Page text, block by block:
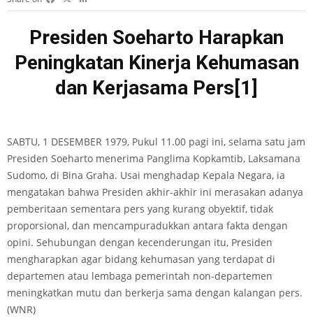
Presiden Soeharto Harapkan
Peningkatan Kinerja Kehumasan
dan Kerjasama Pers [1]
SABTU, 1 DESEMBER 1979, Pukul 11.00 pagi ini, selama satu jam
Presiden Soeharto menerima Panglima Kopkamtib, Laksamana
Sudomo, di Bina Graha. Usai menghadap Kepala Negara, ia
mengatakan bahwa Presiden akhir-akhir ini merasakan adanya
pemberitaan sementara pers yang kurang obyektif, tidak
proporsional, dan mencampuradukkan antara fakta dengan
opini. Sehubungan dengan kecenderungan itu, Presiden
mengharapkan agar bidang kehumasan yang terdapat di
departemen atau lembaga pemerintah non-departemen
meningkatkan mutu dan berkerja sama dengan kalangan pers.
(WNR)